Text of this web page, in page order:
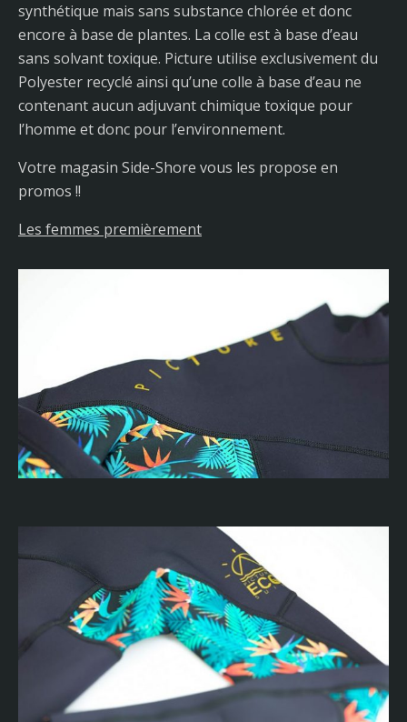
synthétique mais sans substance chlorée et donc
encore à base de plantes. La colle est à base d’eau
sans solvant toxique. Picture utilise exclusivement du
Polyester recyclé ainsi qu’une colle à base d’eau ne
contenant aucun adjuvant chimique toxique pour
l’homme et donc pour l’environnement.
Votre magasin Side-Shore vous les propose en
promos !!
Les femmes premièrement